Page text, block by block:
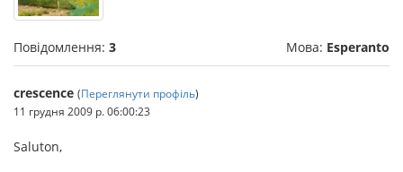
Повідомлення: 3 Мова: Esperanto
crescence (Переглянути профіль)
11 грудня 2009 р. 06:00:23
Saluton,